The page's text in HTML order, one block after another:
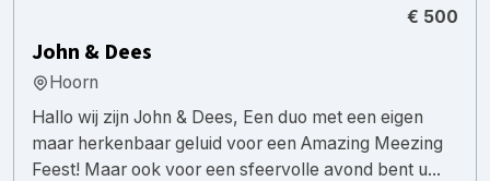
€ 500
John & Dees
Hoorn
Hallo wij zijn John & Dees, Een duo met een eigen
maar herkenbaar geluid voor een Amazing Meezing
Feest! Maar ook voor een sfeervolle avond bent u...